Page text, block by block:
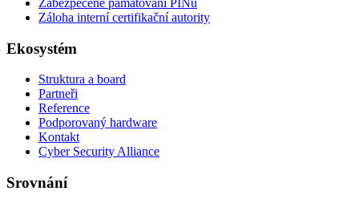
Zabezpečené pamatování PINu
Záloha interní certifikační autority
Ekosystém
Struktura a board
Partneři
Reference
Podporovaný hardware
Kontakt
Cyber Security Alliance
Srovnání